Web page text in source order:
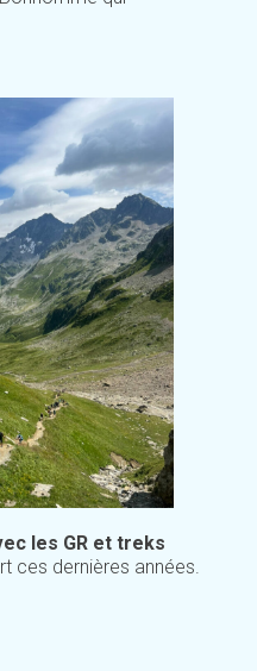
les GR et treks
ces dernières années.